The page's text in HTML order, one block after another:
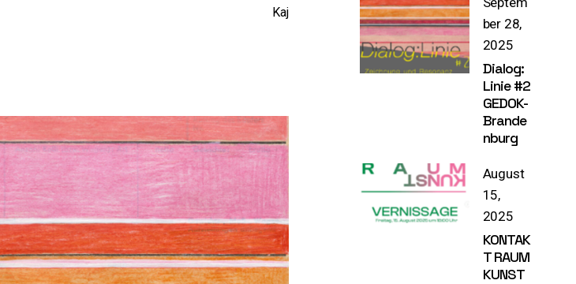
Kaj
ber 28,
2025
Dialog:
Linie #2
GEDOK-
Brande
nburg
August
15,
2025
KONTAK
T RAUM
KUNST